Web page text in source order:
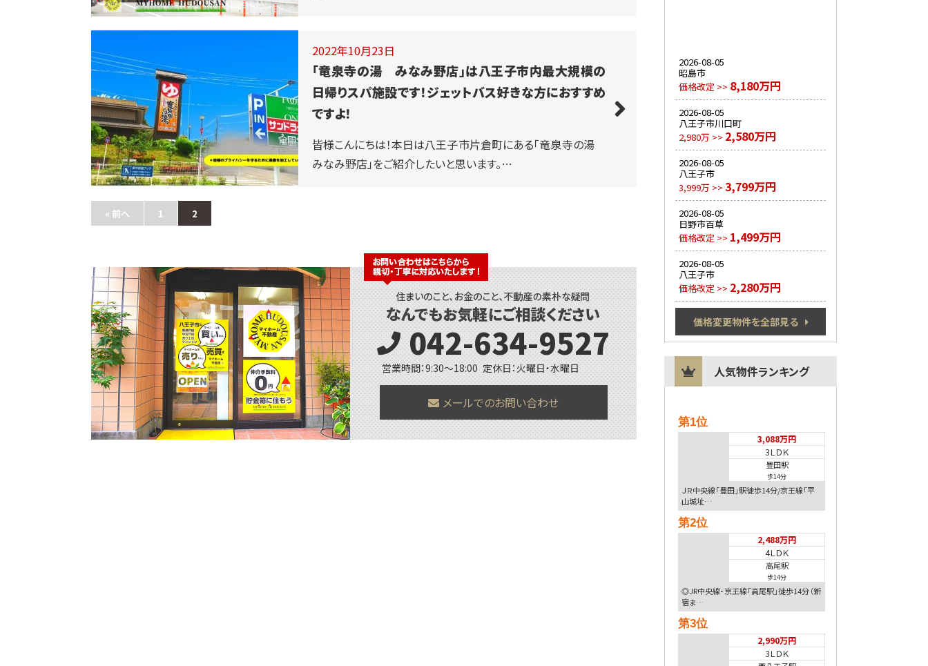
2022年10月23日
「竜泉寺の湯 みなみ野店」は八王子市内最大規模の
日帰りスパ施設です！ジェットバス好きな方におすすめ
ですよ！
皆様こんにちは！本日は八王子市片倉町にある「竜泉寺の湯
みなみ野店」をご紹介したいと思います。…
« 前へ 1 2
042-634-9527
営業時間：9:30〜18:00 定休日：火曜日・水曜日
メールでのお問い合わせ
2026-08-05
昭島市
価格改定 >> 8,180万円
2026-08-05
八王子市川口町
2,980万 >> 2,580万円
2026-08-05
八王子市
3,999万 >> 3,799万円
2026-08-05
日野市百草
価格改定 >> 1,499万円
2026-08-05
八王子市
価格改定 >> 2,280万円
価格変更物件を全部見る
人気物件ランキング
第1位
3,088万円
3ＬＤＫ
豊田駅
歩14分
ＪＲ中央線「豊田」駅徒歩14分/京王線「平
山城址…
第2位
2,488万円
4ＬＤＫ
高尾駅
歩14分
◎JR中央線・京王線「高尾駅」徒歩14分（新
宿ま…
第3位
2,990万円
3ＬＤＫ